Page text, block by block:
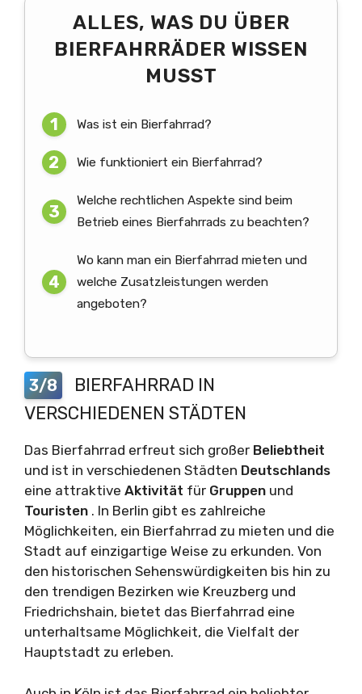
ALLES, WAS DU ÜBER
BIERFAHRRÄDER WISSEN
MUSST
Was ist ein Bierfahrrad?
Wie funktioniert ein Bierfahrrad?
Welche rechtlichen Aspekte sind beim
Betrieb eines Bierfahrrads zu beachten?
Wo kann man ein Bierfahrrad mieten und
welche Zusatzleistungen werden
angeboten?
3/8
BIERFAHRRAD IN
VERSCHIEDENEN STÄDTEN
Das Bierfahrrad erfreut sich großer Beliebtheit
und ist in verschiedenen Städten Deutschlands
eine attraktive Aktivität für Gruppen und
Touristen . In Berlin gibt es zahlreiche
Möglichkeiten, ein Bierfahrrad zu mieten und die
Stadt auf einzigartige Weise zu erkunden. Von
den historischen Sehenswürdigkeiten bis hin zu
den trendigen Bezirken wie Kreuzberg und
Friedrichshain, bietet das Bierfahrrad eine
unterhaltsame Möglichkeit, die Vielfalt der
Hauptstadt zu erleben.